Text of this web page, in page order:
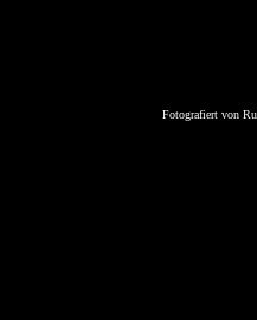
Fotografiert von